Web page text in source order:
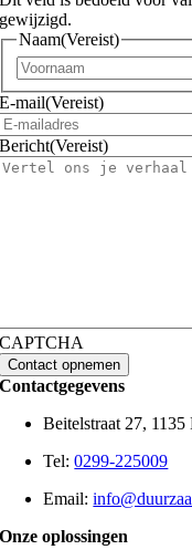
gewijzigd.
Naam(Vereist)
E-mail(Vereist)
Bericht(Vereist)
CAPTCHA
Contactgegevens
Beitelstraat 27,
Tel:0299-225009
Email:
Onze oplossingen